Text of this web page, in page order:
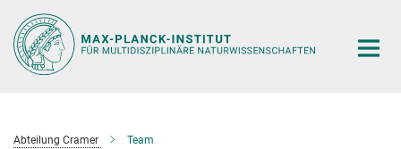
Hauptinhalt
Abteilung Cramer Team